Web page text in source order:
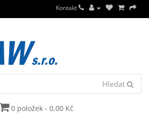
Kontakt
Hledat
0 položek - 0,00 Kč